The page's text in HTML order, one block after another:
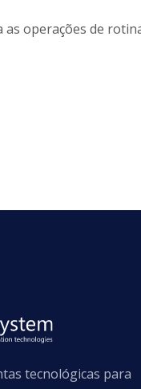
as operações de
tecnológicas para